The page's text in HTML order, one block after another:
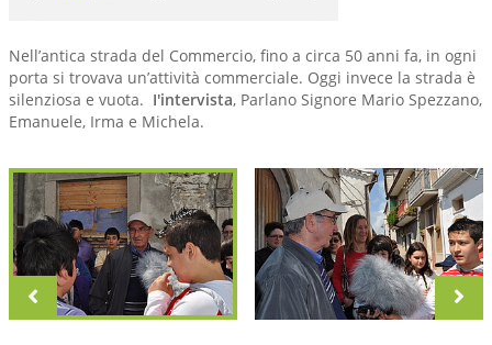
Nell’antica strada del Commercio, fino a circa 50 anni fa, in ogni
porta si trovava un’attività commerciale. Oggi invece la strada è
silenziosa e vuota. I'intervista, Parlano Signore Mario Spezzano,
Emanuele, Irma e Michela.
zurück